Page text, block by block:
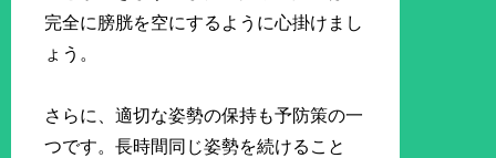
完全に膀胱を空にするように心掛けまし
ょう。
さらに、適切な姿勢の保持も予防策の一
つです。長時間同じ姿勢を続けること